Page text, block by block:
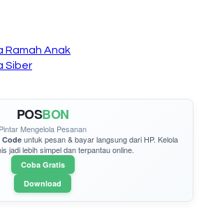
Ramah Anak
Siber
POSBON
Pintar Mengelola Pesanan
Codeuntuk pesan & bayar langsung dari HP. Kelola
jadi lebih simpel dan terpantau online.
Coba Gratis
Download